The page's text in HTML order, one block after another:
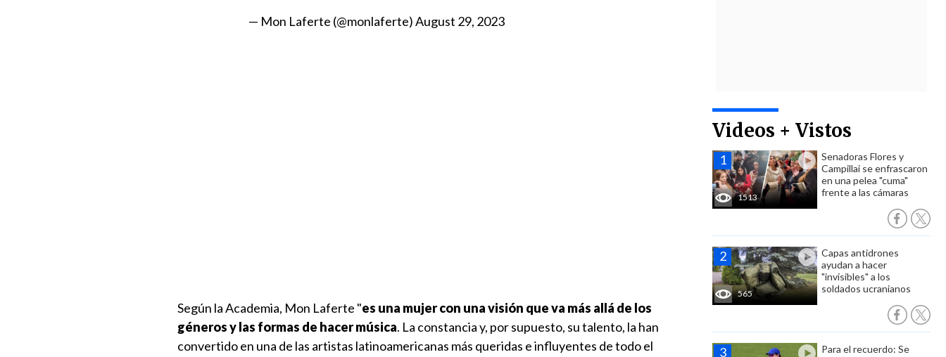
Videos + Vistos
1513
Senadoras Flores y
Campillai se enfrascaron
en una pelea "cuma"
frente a las cámaras
565
Capas antidrones
ayudan a hacer
"invisibles" a los
soldados ucranianos
Para el recuerdo: Se
— Mon Laferte (@monlaferte)August 29, 2023
Según la Academia, Mon Laferte "es una mujer con una visión que va más allá de los
géneros y las formas de hacer música. La constancia y, por supuesto, su talento, la han
convertido en una de las artistas latinoamericanas más queridas e influyentes de todo el